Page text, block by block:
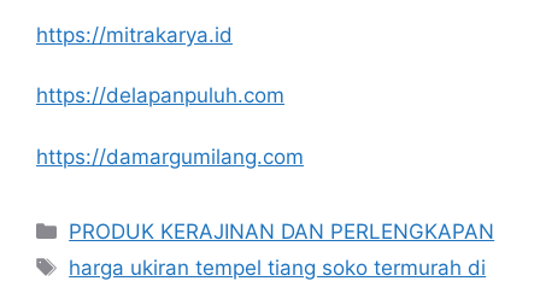
https://mitrakarya.id
https://delapanpuluh.com
https://damargumilang.com
Kategori
PRODUK KERAJINAN DAN PERLENGKAPAN
Tag
harga ukiran tempel tiang soko termurah di